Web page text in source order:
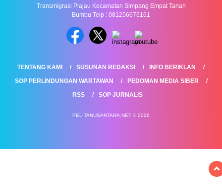
Transmigrasi Plajau Kecamatan Simpang Empat Tanah
Bumbu Telp : 081256676161
TENTANG KAMI SUSUNAN REDAKSI
INFO BERIKLAN
SOP PERLINDUNGAN WARTAWAN
PEDOMAN MEDIA SIBER
RSS
SOP JURNALIS
PELITANUSANTARA.NET © 2026